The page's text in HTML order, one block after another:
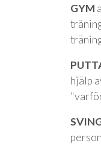
GYM
hjälp